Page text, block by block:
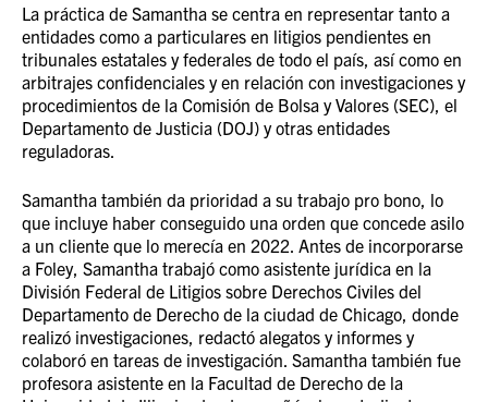
La práctica de Samantha se centra en representar tanto a
entidades como a particulares en litigios pendientes en
tribunales estatales y federales de todo el país, así como en
arbitrajes confidenciales y en relación con investigaciones y
procedimientos de la Comisión de Bolsa y Valores (SEC), el
Departamento de Justicia (DOJ) y otras entidades
reguladoras.
Samantha también da prioridad a su trabajo pro bono, lo
que incluye haber conseguido una orden que concede asilo
a un cliente que lo merecía en 2022. Antes de incorporarse
a Foley, Samantha trabajó como asistente jurídica en la
División Federal de Litigios sobre Derechos Civiles del
Departamento de Derecho de la ciudad de Chicago, donde
realizó investigaciones, redactó alegatos y informes y
colaboró en tareas de investigación. Samantha también fue
profesora asistente en la Facultad de Derecho de la